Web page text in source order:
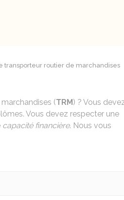
transporteur routier de marchandises
(TRM) ? Vous
Vous devez respecter une
capacité financière. Nous vous